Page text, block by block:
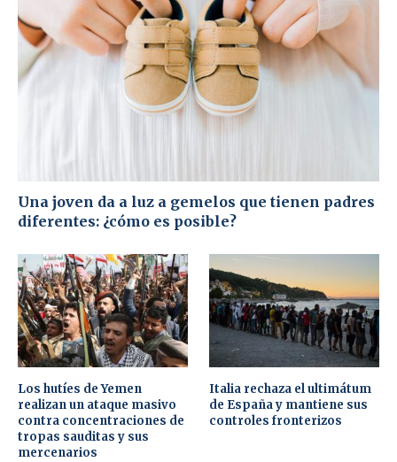
Una joven da a luz a gemelos que tienen padres
diferentes: ¿cómo es posible?
Los hutíes de Yemen
realizan un ataque masivo
contra concentraciones de
tropas sauditas y sus
mercenarios
Italia rechaza el ultimátum
de España y mantiene sus
controles fronterizos